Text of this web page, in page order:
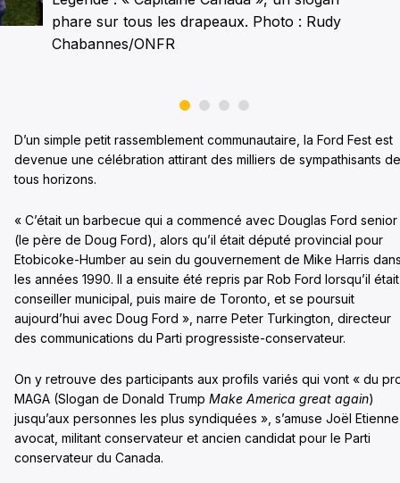
phare sur tous les drapeaux. Photo : Rudy
Chabannes/ONFR
D’un simple petit rassemblement communautaire, la Ford Fest est
devenue une célébration attirant des milliers de sympathisants de
tous horizons.
« C’était un barbecue qui a commencé avec Douglas Ford senior
(le père de Doug Ford), alors qu’il était député provincial pour
Etobicoke-Humber au sein du gouvernement de Mike Harris
les années 1990. Il a ensuite été repris par Rob Ford lorsqu’il était
conseiller municipal, puis maire de Toronto, et se poursuit
aujourd’hui avec Doug Ford », narre Peter Turkington, directeur
des communications du Parti progressiste-conservateur.
On y retrouve des participants aux profils variés qui vont « du
MAGA (Slogan de Donald Trump Make America great again)
jusqu’aux personnes les plus syndiquées », s’amuse Joël
avocat, militant conservateur et ancien candidat pour le Parti
conservateur du Canada.